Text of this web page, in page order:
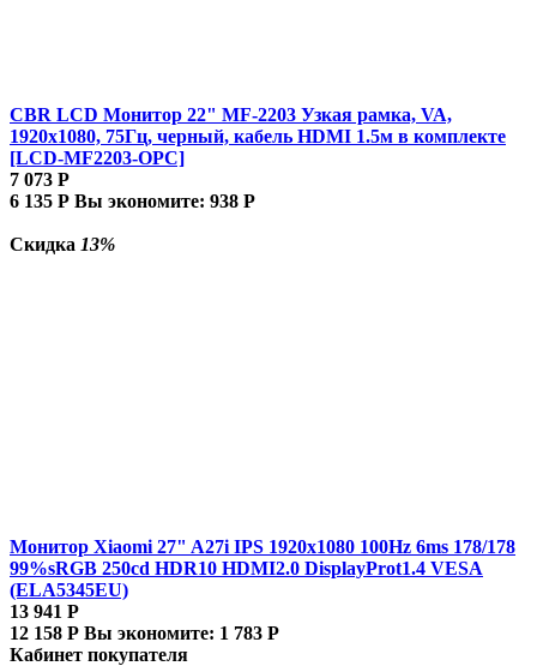
CBR LCD Монитор 22" MF-2203 Узкая рамка, VA,
1920x1080, 75Гц, черный, кабель HDMI 1.5м в комплекте
[LCD-MF2203-OPC]
7 073 Р
6 135 Р Вы экономите: 938 Р
Скидка 13%
Монитор Xiaomi 27" A27i IPS 1920x1080 100Hz 6ms 178/178
99%sRGB 250cd HDR10 HDMI2.0 DisplayProt1.4 VESA
(ELA5345EU)
13 941 Р
12 158 Р Вы экономите: 1 783 Р
Кабинет покупателя